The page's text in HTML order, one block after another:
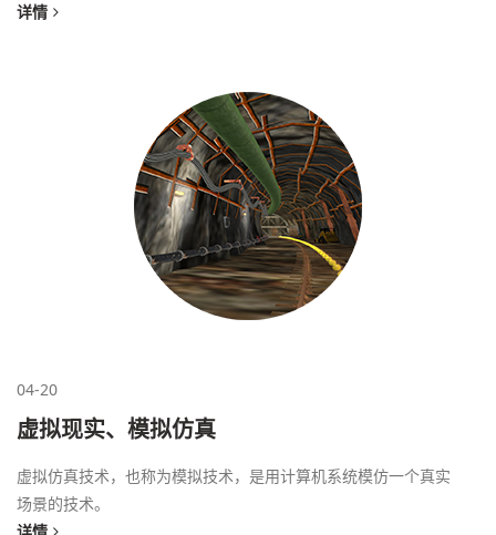
详情
04-20
虚拟现实、模拟仿真
虚拟仿真技术，也称为模拟技术，是用计算机系统模仿一个真实
场景的技术。